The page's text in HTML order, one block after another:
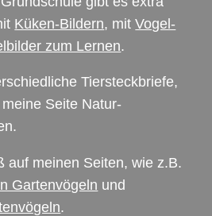
Küken-Bildern, mitVogel-
zum Lernen.
Tiersteckbriefe,
Seite Natur-
.
auf meinen Seiten, wie z.B.
Gartenvögeln und
.